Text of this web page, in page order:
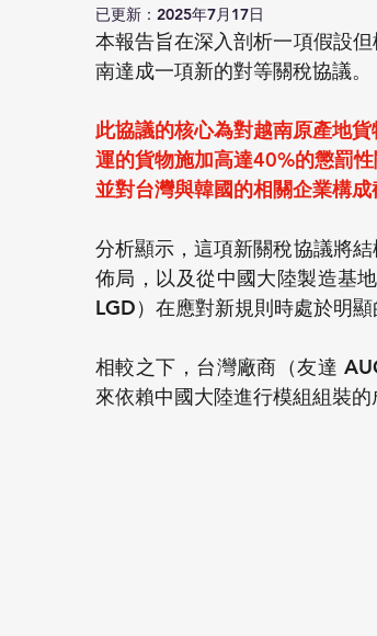
已更新： 2025年7月17日
本報告旨在深入剖析一項假設
南達成一項新的對等關稅協議。
此協議的核心為對越南原產地
運的貨物施加高達40%的懲罰
並對台灣與韓國的相關企業構成
分析顯示，這項新關稅協議將
佈局，以及從中國大陸製造基
LGD）在應對新規則時處於明顯
相較之下，台灣廠商（友達
來依賴中國大陸進行模組組裝